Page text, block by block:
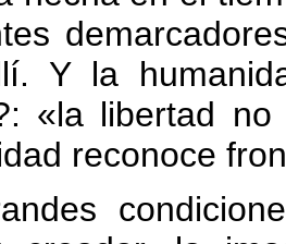
Y la
«la libertad
reconoce